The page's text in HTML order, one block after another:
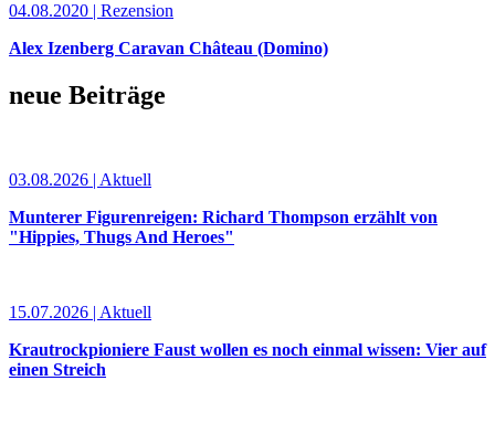
04.08.2020 | Rezension
Alex Izenberg Caravan Château (Domino)
neue Beiträge
03.08.2026 | Aktuell
Munterer Figurenreigen: Richard Thompson erzählt von
"Hippies, Thugs And Heroes"
15.07.2026 | Aktuell
Krautrockpioniere Faust wollen es noch einmal wissen: Vier auf
einen Streich